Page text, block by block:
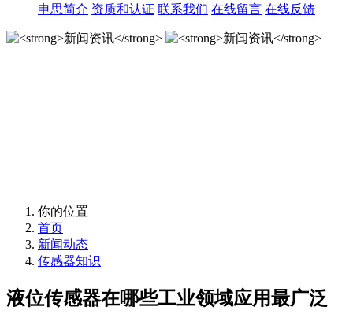
申思简介 资质和认证 联系我们 在线留言 在线反馈
你的位置
首页
新闻动态
传感器知识
液位传感器在哪些工业领域应用最广泛